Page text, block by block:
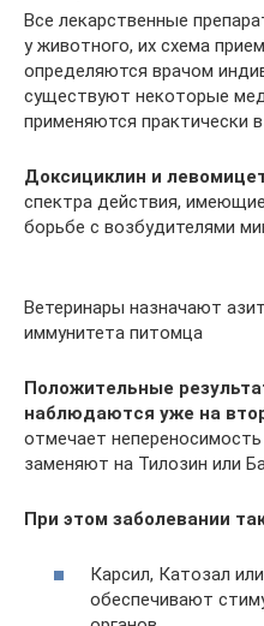
Все лекарственные
у животного, их схема
определяются врачом
существуют некоторые
применяются практически в
Доксициклин и
спектра действия,
борьбе с возбудителями
Ветеринары назначают
иммунитета питомца
Положительные
наблюдаются уже на
отмечает
заменяют на Тилозин или
При этом заболевании
Карсил, Катозал
обеспечивают